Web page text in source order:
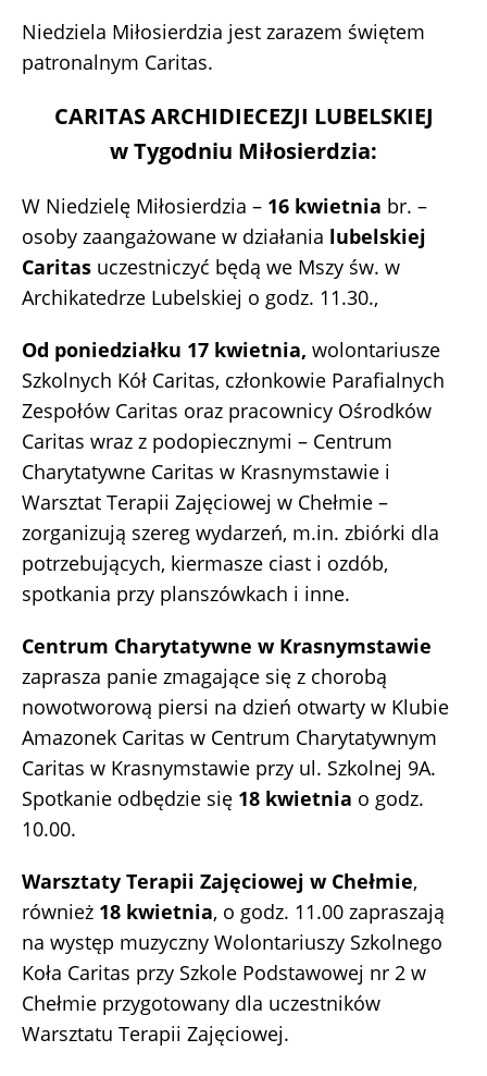
Niedziela Miłosierdzia jest zarazem świętem
patronalnym Caritas.
CARITAS ARCHIDIECEZJI LUBELSKIEJ
w Tygodniu Miłosierdzia:
W Niedzielę Miłosierdzia – 16 kwietnia br. –
osoby zaangażowane w działania lubelskiej
Caritas uczestniczyć będą we Mszy św. w
Archikatedrze Lubelskiej o godz. 11.30.,
Od poniedziałku 17 kwietnia, wolontariusze
Szkolnych Kół Caritas, członkowie Parafialnych
Zespołów Caritas oraz pracownicy Ośrodków
Caritas wraz z podopiecznymi – Centrum
Charytatywne Caritas w Krasnymstawie i
Warsztat Terapii Zajęciowej w Chełmie –
zorganizują szereg wydarzeń, m.in. zbiórki dla
potrzebujących, kiermasze ciast i ozdób,
spotkania przy planszówkach i inne.
Centrum Charytatywne w Krasnymstawie
zaprasza panie zmagające się z chorobą
nowotworową piersi na dzień otwarty w Klubie
Amazonek Caritas w Centrum Charytatywnym
Caritas w Krasnymstawie przy ul. Szkolnej 9A.
Spotkanie odbędzie się 18 kwietnia o godz.
10.00.
Warsztaty Terapii Zajęciowej w Chełmie,
również 18 kwietnia, o godz. 11.00 zapraszają
na występ muzyczny Wolontariuszy Szkolnego
Koła Caritas przy Szkole Podstawowej nr 2 w
Chełmie przygotowany dla uczestników
Warsztatu Terapii Zajęciowej.